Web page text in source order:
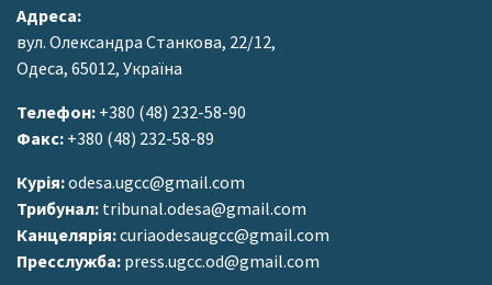
Адреса:
вул. Олександра Станкова, 22/12,
Одеса, 65012, Україна
Телефон: +380 (48) 232-58-90
Факс: +380 (48) 232-58-89
Курія:odesa.ugcc@gmail.com
Трибунал: tribunal.odesa@gmail.com
Канцелярія:curiaodesaugcc@gmail.com
Пресслужба: press.ugcc.od@gmail.com